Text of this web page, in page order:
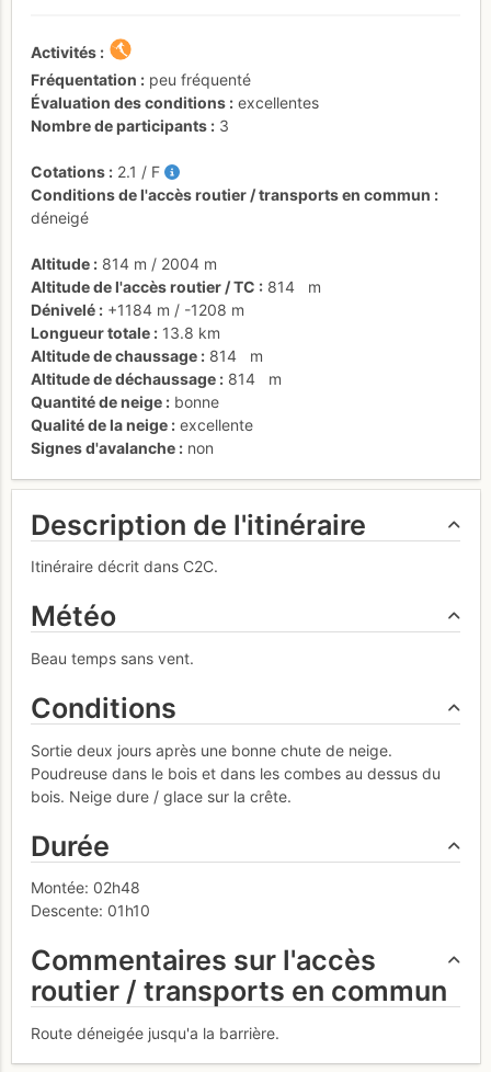
Activités
Fréquentation
peu fréquenté
Évaluation des conditions
excellentes
Nombre de participants
3
Cotations 2.1 / F
Conditions de l'accès routier / transports en commun
déneigé
Altitude 814 m / 2004 m
Altitude de l'accès routier / TC
814
m
Dénivelé
+1184 m / -1208 m
Longueur totale
13.8 km
Altitude de chaussage
814
m
Altitude de déchaussage
814
m
Quantité de neige
bonne
Qualité de la neige
excellente
Signes d'avalanche
non
Description de l'itinéraire
Itinéraire décrit dans C2C.
Météo
Beau temps sans vent.
Conditions
Sortie deux jours après une bonne chute de neige.
Poudreuse dans le bois et dans les combes au dessus du
bois. Neige dure / glace sur la crête.
Durée
Montée: 02h48
Descente: 01h10
Commentaires sur l'accès
routier / transports en commun
Route déneigée jusqu'a la barrière.